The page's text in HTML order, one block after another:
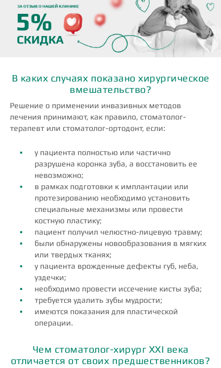
В каких случаях показано хирургическое
вмешательство?
Решение о применении инвазивных методов
лечения принимают, как правило, стоматолог-
терапевт или стоматолог-ортодонт, если:
у пациента полностью или частично
разрушена коронка зуба, а восстановить ее
невозможно;
в рамках подготовки к имплантации или
протезированию необходимо установить
специальные механизмы или провести
костную пластику;
пациент получил челюстно-лицевую травму;
были обнаружены новообразования в мягких
или твердых тканях;
у пациента врожденные дефекты губ, неба,
уздечки;
необходимо провести иссечение кисты зуба;
требуется удалить зубы мудрости;
имеются показания для пластической
операции.
Чем стоматолог-хирург XXI века
отличается от своих предшественников?